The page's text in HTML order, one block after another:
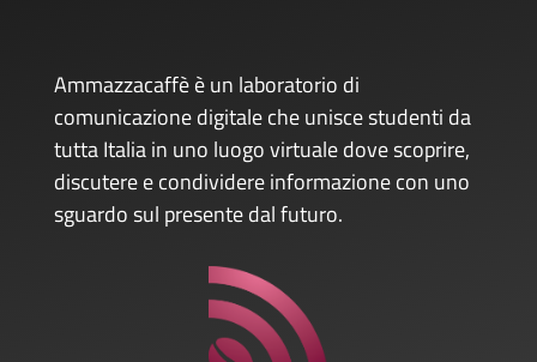
Ammazzacaffè è un laboratorio di
comunicazione digitale che unisce studenti da
tutta Italia in uno luogo virtuale dove scoprire,
discutere e condividere informazione con uno
sguardo sul presente dal futuro.